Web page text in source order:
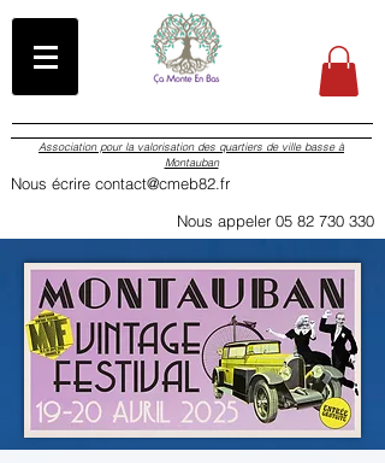
Association pour la valorisation des quartiers de ville basse à
Montauban
Nous écrire contact@cmeb82.fr
Nous appeler 05 82 730 330